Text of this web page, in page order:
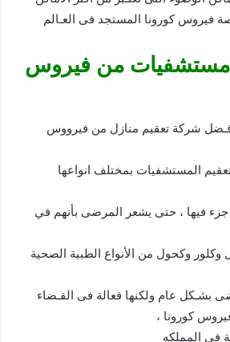
فيروس كورونا المستجد فى العـالم
مستشفيات من فيروس
شركة تعقيم منازل من فيرووس
المستشفيات بمختلف انواعها
جزء فيها ، حتى يشعر المرضى بأنهم في
وكحول من الأنواع الطبية الصحية
بشـكل عام ولكنها فعالة فى القـضاء
كورونا ،
في المملكه